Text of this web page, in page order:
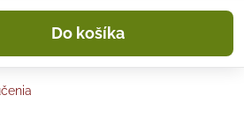
Do košíka